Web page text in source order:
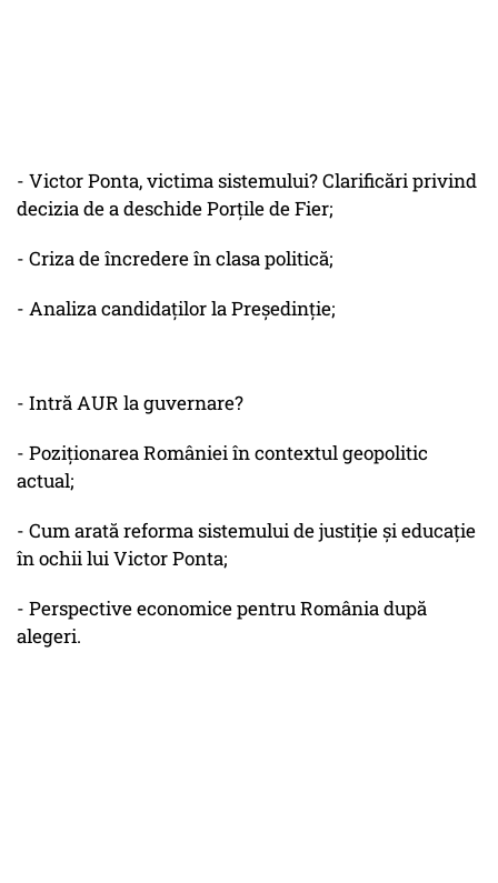
- Victor Ponta, victima sistemului? Clarificări privind
decizia de a deschide Porțile de Fier;
- Criza de încredere în clasa politică;
- Analiza candidaților la Președinție;
- Intră AUR la guvernare?
- Poziționarea României în contextul geopolitic
actual;
- Cum arată reforma sistemului de justiție și educație
în ochii lui Victor Ponta;
- Perspective economice pentru România după
alegeri.